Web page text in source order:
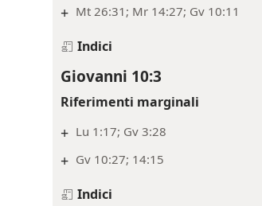
+ Mt 26:31; Mr 14:27; Gv 10:11
Indici
Giovanni 10:3
Riferimenti marginali
+ Lu 1:17; Gv 3:28
+ Gv 10:27; 14:15
Indici